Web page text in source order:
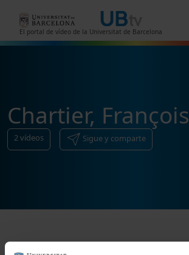
El portal de vídeo de la Universitat de Barcelona
Chartier, François
2vídeos Sigue y comparte
Ordenar